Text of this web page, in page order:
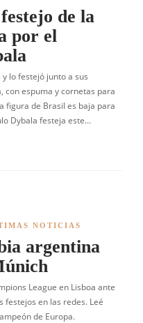
de la
por el
lo festejó junto a sus
con espuma y cornetas para
figura de Brasil es baja para
Dybala festeja este…
NOTICIAS
argentina
League en Lisboa ante
festejos en las redes. Leé
de Europa.